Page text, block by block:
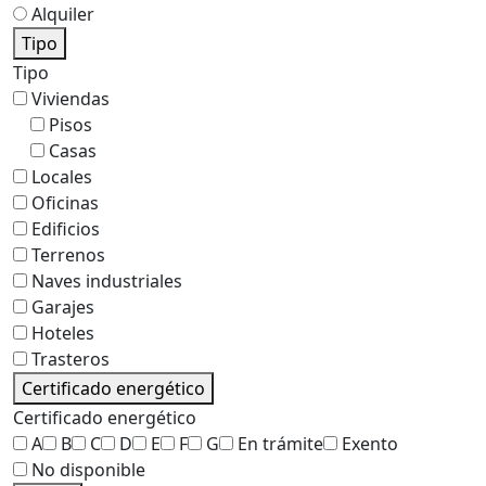
Alquiler
Tipo
Tipo
Viviendas
Pisos
Casas
Locales
Oficinas
Edificios
Terrenos
Naves industriales
Garajes
Hoteles
Trasteros
Certificado energético
Certificado energético
A
B C D E F G En trámite
Exento
No disponible